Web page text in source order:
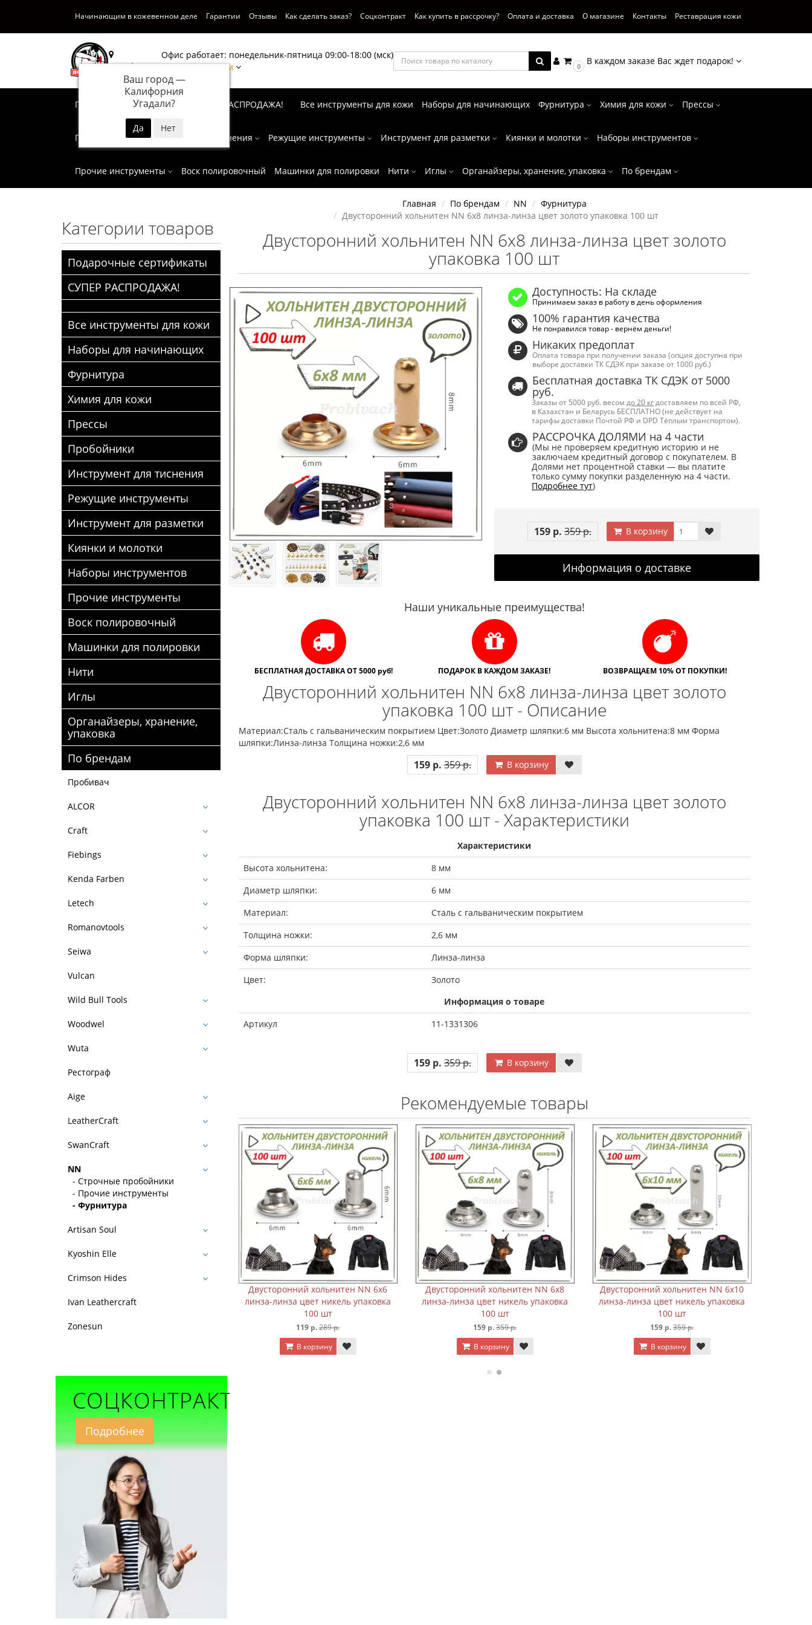
Начинающим в кожевенном деле Гарантии Отзывы Как сделать заказ? Соцконтракт Как купить в рассрочку? Оплата и доставка О магазине Контакты Реставрация кожи
Калифорния
Ваш город —
Калифорния
Угадали?
Офис работает: понедельник-пятница 09:00-18:00 (мск)
Написать нам
0 В каждом заказе Вас ждет подарок!
Подарочные сертификаты СУПЕР РАСПРОДАЖА! Все инструменты для кожи Наборы для начинающих Фурнитура Химия для кожи Прессы
Пробойники Инструмент для тиснения Режущие инструменты Инструмент для разметки Киянки и молотки Наборы инструментов
Прочие инструменты Воск полировочный Машинки для полировки Нити Иглы Органайзеры, хранение, упаковка По брендам
Категории товаров
Подарочные сертификаты
СУПЕР РАСПРОДАЖА!
Все инструменты для кожи
Наборы для начинающих
Фурнитура
Химия для кожи
Прессы
Пробойники
Инструмент для тиснения
Режущие инструменты
Инструмент для разметки
Киянки и молотки
Наборы инструментов
Прочие инструменты
Воск полировочный
Машинки для полировки
Нити
Иглы
Органайзеры, хранение,
упаковка
По брендам
Пробивач
ALCOR
Craft
Fiebings
Kenda Farben
Letech
Romanovtools
Seiwa
Vulcan
Wild Bull Tools
Woodwel
Wuta
Рестограф
Aige
LeatherCraft
SwanCraft
NN
- Строчные пробойники
- Прочие инструменты
- Фурнитура
Artisan Soul
Kyoshin Elle
Crimson Hides
Ivan Leathercraft
Zonesun
СОЦКОНТРАКТ
Подробнее
Главная По брендам NN
Фурнитура
Двусторонний хольнитен NN 6х8 линза-линза цвет золото упаковка 100 шт
Двусторонний хольнитен NN 6х8 линза-линза цвет золото
упаковка 100 шт
Доступность: На складе
Принимаем заказ в работу в день оформления
100% гарантия качества
Не понравился товар - вернём деньги!
Никаких предоплат
Оплата товара при получении заказа (опция доступна при
выборе доставки ТК СДЭК при заказе от 1000 руб.)
Бесплатная доставка ТК СДЭК от 5000
руб.
Заказы от 5000 руб. весом до 20 кг доставляем по всей РФ,
в Казахстан и Беларусь БЕСПЛАТНО (не действует на
тарифы доставки Почтой РФ и DPD Тёплым транспортом).
РАССРОЧКА ДОЛЯМИ на 4 части
(Мы не проверяем кредитную историю и не
заключаем кредитный договор с покупателем. В
Долями нет процентной ставки — вы платите
только сумму покупки разделенную на 4 части.
Подробнее тут)
159 р. 359 р. В корзину
Информация о доставке
Наши уникальные преимущества!
БЕСПЛАТНАЯ ДОСТАВКА ОТ 5000 руб! ПОДАРОК В КАЖДОМ ЗАКАЗЕ! ВОЗВРАЩАЕМ 10% ОТ ПОКУПКИ!
Двусторонний хольнитен NN 6х8 линза-линза цвет золото
упаковка 100 шт - Описание
Материал:Сталь с гальваническим покрытием Цвет:Золото Диаметр шляпки:6 мм Высота хольнитена:8 мм Форма
шляпки:Линза-линза Толщина ножки:2,6 мм
159 р. 359 р. В корзину
Двусторонний хольнитен NN 6х8 линза-линза цвет золото
упаковка 100 шт - Характеристики
Характеристики
Высота хольнитена:
8 мм
Диаметр шляпки:
6 мм
Материал:
Сталь с гальваническим покрытием
Толщина ножки:
2,6 мм
Форма шляпки:
Линза-линза
Цвет:
Золото
Информация о товаре
Артикул
11-1331306
159 р. 359 р. В корзину
Рекомендуемые товары
Двусторонний хольнитен NN 5х6
линза-линза цвет никель упаковка
289 р.
В корзину
Двусторонний хольнитен NN 6х6
линза-линза цвет никель упаковка
289 р.
В корзину
Двусторонний хольнитен NN 6х8
линза-линза цвет никель упаковка
359 р.
В корзину
линза-линза